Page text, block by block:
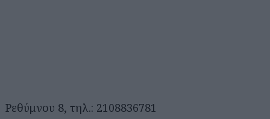
Ρεθύμνου 8, τηλ.: 2108836781